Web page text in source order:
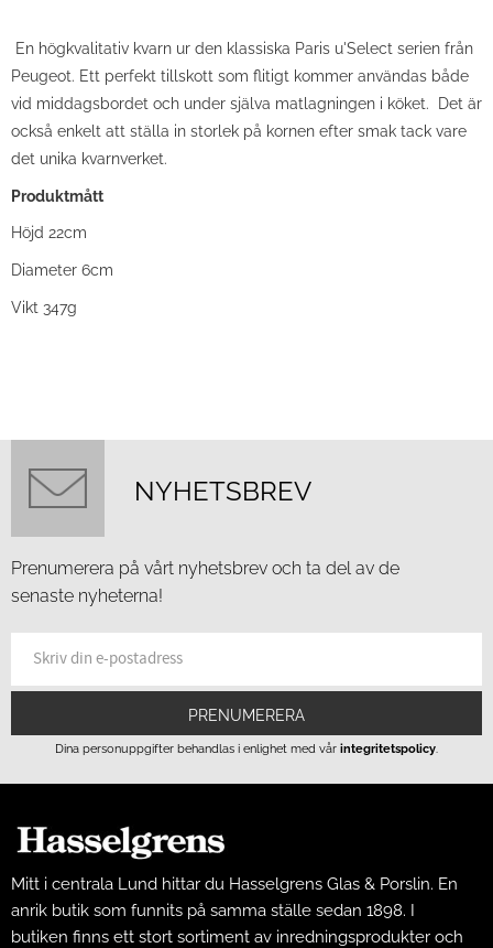
En högkvalitativ kvarn ur den klassiska Paris u'Select serien från
Peugeot. Ett perfekt tillskott som flitigt kommer användas både
vid middagsbordet och under själva matlagningen i köket. Det är
också enkelt att ställa in storlek på kornen efter smak tack vare
det unika kvarnverket.
Produktmått
Höjd 22cm
Diameter 6cm
Vikt 347g
NYHETSBREV
Prenumerera på vårt nyhetsbrev och ta del av de
senaste nyheterna!
PRENUMERERA
Dina personuppgifter behandlas i enlighet med vår integritetspolicy.
Mitt i centrala Lund hittar du Hasselgrens Glas & Porslin. En
anrik butik som funnits på samma ställe sedan 1898. I
butiken finns ett stort sortiment av inredningsprodukter och